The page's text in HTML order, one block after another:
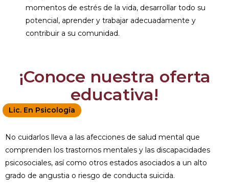
momentos de estrés de la vida, desarrollar todo su
potencial, aprender y trabajar adecuadamente y
contribuir a su comunidad.
¡Conoce nuestra oferta
educativa!
Lic. En Psicología
No cuidarlos lleva a las afecciones de salud mental que
comprenden los trastornos mentales y las discapacidades
psicosociales, así como otros estados asociados a un alto
grado de angustia o riesgo de conducta suicida.